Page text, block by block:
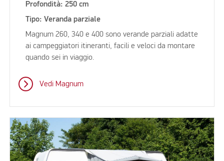
Profondità: 250 cm
Tipo: Veranda parziale
Magnum 260, 340 e 400 sono verande parziali adatte
ai campeggiatori itineranti, facili e veloci da montare
quando sei in viaggio.
Vedi Magnum